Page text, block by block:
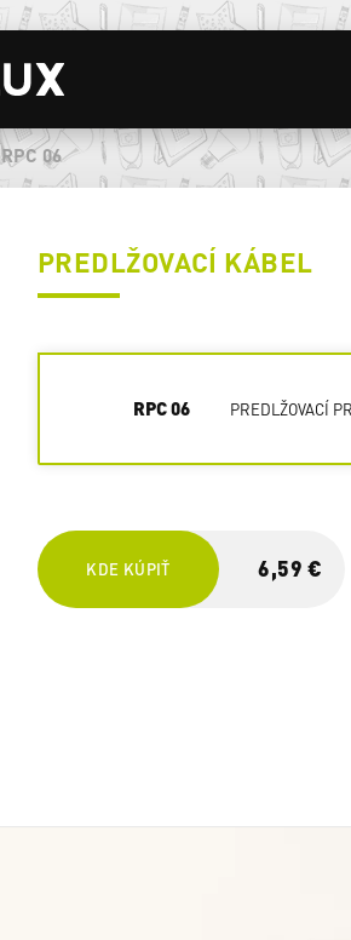
RPC 06
PREDLŽOVACÍ KÁBEL
RPC 06 PREDLŽOVACÍ
KDE KÚPIŤ 6,59 €